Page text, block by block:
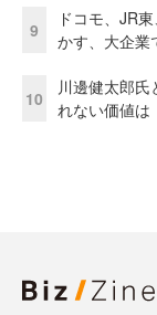
9
ドコモ、JR
かす、大企業
10
川邊健太郎
れない価値は